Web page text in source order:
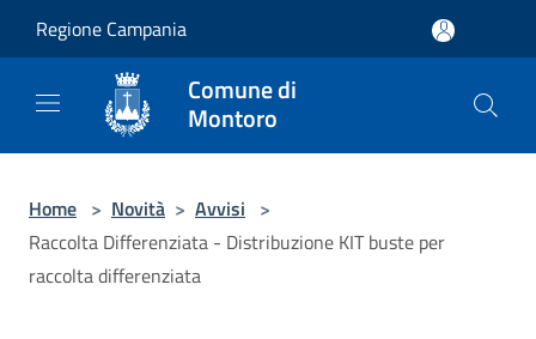
Regione Campania
Comune di
Montoro
Home > Novità > Avvisi >
Raccolta Differenziata - Distribuzione KIT buste per
raccolta differenziata